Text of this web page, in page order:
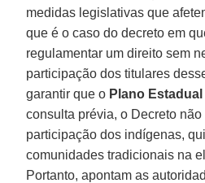
medidas legislativas que
que é o caso do decreto em
regulamentar um direito sem
participação dos titulares
garantir que o Plano Estadual
consulta prévia, o Decreto
participação dos indígenas,
comunidades tradicionais na
Portanto, apontam as